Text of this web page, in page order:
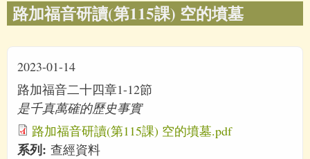
路加福音研讀(第115課) 空的墳墓
2023-01-14
路加福音二十四章1-12節
是千真萬確的歷史事實
路加福音研讀(第115課) 空的墳墓.pdf
系列: 查經資料